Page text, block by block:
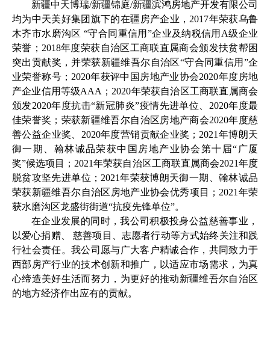
新疆中天博瑞/新疆锦庭/新疆滨鸿房地产开发有限公司
均为中天美好集团旗下的在疆房产企业，2017年荣获乌鲁
木齐市水磨沟区 “守合同重信用”企业及纳税信用A级企业
荣誉；2018年度荣获自治区工商联直属商会颁发扶贫帮困
突出贡献奖，并荣获新疆维吾尔自治区“守合同重信用”企
业荣誉称号；2020年获评中国房地产业协会2020年度房地
产企业信用等级AAA；2020年荣获自治区工商联直属商会
颁发2020年度抗击“新冠肺炎”疫情先进单位、2020年度最
佳荣誉奖；荣获新疆维吾尔自治区房地产商会2020年度慈
善公益企业奖、2020年度营销贡献企业奖；2021年博朗天
御一期、翰林诚品荣获中国房地产业协会第十届“广厦
奖”候选项目；2021年荣获自治区工商联直属商会2021年度
脱贫攻坚先进单位；2021年荣获博朗天御一期、翰林诚品
荣获新疆维吾尔自治区房地产业协会优秀项目；2021年荣
获水磨沟区龙盛街街道“抗疫先锋单位”。
在企业发展的同时，我公司积极投身公益慈善事业，
以爱心捐赠、
慈善项目、志愿者行动等方式始终关注和践
行社会责任。我公司愿与广大客户精诚合作，共同致力于
西部房产行业的技术创新和推广，以适应市场需求，为真
心缔造美好生活而努力，为更好的推动新疆维吾尔自治区
的地方经济作出应有的贡献。